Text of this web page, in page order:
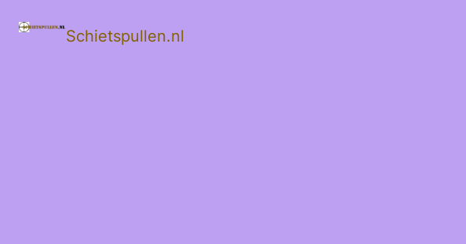
Schietspullen.nl